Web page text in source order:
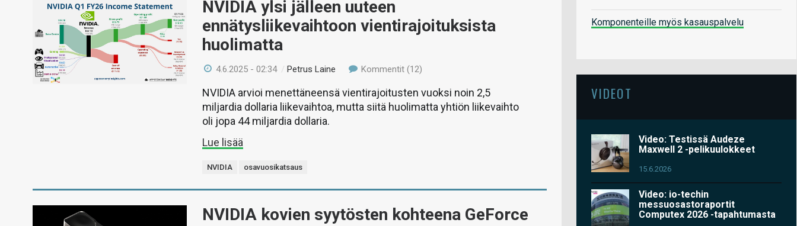
NVIDIA ylsi jälleen uuteen
ennätysliikevaihtoon vientirajoituksista
huolimatta
4.6.2025 - 02:34 /Petrus Laine Kommentit (12)
NVIDIA arvioi menettäneensä vientirajoitusten vuoksi noin 2,5
miljardia dollaria liikevaihtoa, mutta siitä huolimatta yhtiön liikevaihto
oli jopa 44 miljardia dollaria.
Lue lisää
NVIDIA osavuosikatsaus
NVIDIA kovien syytösten kohteena GeForce
Komponenteille myös kasauspalvelu
VIDEOT
Video: Testissä Audeze
Maxwell 2 -pelikuulokkeet
15.6.2026
Video: io-techin
messuosastoraportit
Computex 2026 -tapahtumasta